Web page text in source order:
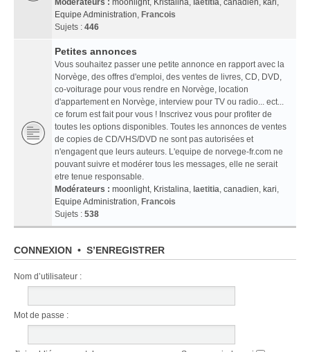
Modérateurs : moonlight, Kristalina, laetitia, canadien, kari,
Equipe Administration, Francois
Sujets : 446
Petites annonces
Vous souhaitez passer une petite annonce en rapport avec la
Norvège, des offres d'emploi, des ventes de livres, CD, DVD,
co-voiturage pour vous rendre en Norvège, location
d'appartement en Norvège, interview pour TV ou radio... ect...
ce forum est fait pour vous ! Inscrivez vous pour profiter de
toutes les options disponibles. Toutes les annonces de ventes
de copies de CD/VHS/DVD ne sont pas autorisées et
n'engagent que leurs auteurs. L'equipe de norvege-fr.com ne
pouvant suivre et modérer tous les messages, elle ne serait
etre tenue responsable.
Modérateurs : moonlight, Kristalina, laetitia, canadien, kari,
Equipe Administration, Francois
Sujets : 538
CONNEXION • S’ENREGISTRER
Nom d’utilisateur :
Mot de passe :